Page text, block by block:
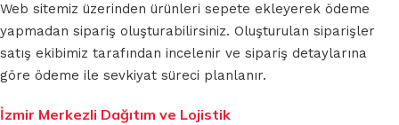
Web sitemiz üzerinden ürünleri sepete ekleyerek ödeme
yapmadan sipariş oluşturabilirsiniz. Oluşturulan siparişler
satış ekibimiz tarafından incelenir ve sipariş detaylarına
göre ödeme ile sevkiyat süreci planlanır.
İzmir Merkezli Dağıtım ve Lojistik